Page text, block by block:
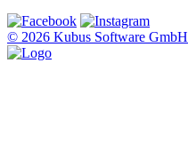
© 2026 Kubus Software GmbH